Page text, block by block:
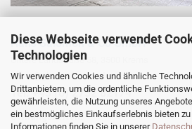
Diese Webseite verwendet
Technologien
Wir verwenden Cookies und ähnliche
Drittanbietern, um die ordentliche
gewährleisten, die Nutzung unseres
ein bestmögliches Einkaufserlebnis bieten
Informationen finden Sie in unserer
Hans Salomon & Co GmbH
Untere Landstraße 58, 3500 Krems
office@glas-salomon.at
​Tel: +43 (0) 2732 82174
Öffnungszeiten: